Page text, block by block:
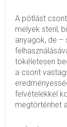
A pótlást
melyek steril,
anyagok, de –
tökéletesen
a csont
felvételekkel
megtörténhet